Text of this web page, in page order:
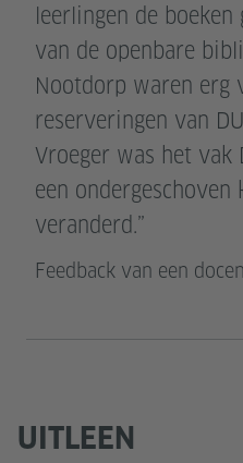
leerlingen de boeken
van de openbare
Nootdorp waren erg
reserveringen van
Vroeger was het vak
een
veranderd.”
Feedback van een
UITLEEN